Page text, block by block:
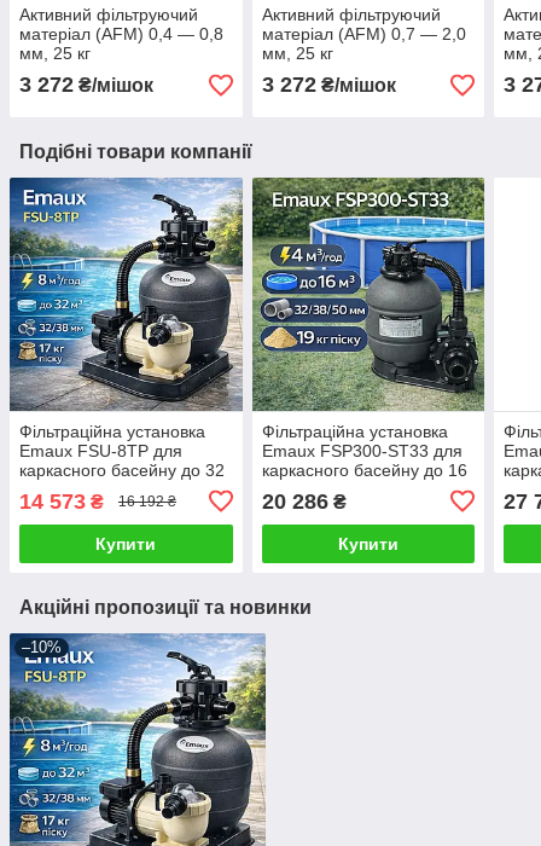
Активний фільтруючий
матеріал (AFM) 0,4 — 0,8
мм, 25 кг
3 272 ₴/мішок
Активний фільтруючий
матеріал (AFM) 0,7 — 2,0
мм, 25 кг
3 272₴/мішок
мм,
3
Подібні товари компанії
Фільтраційна установка
Emaux FSU-8TP для
каркасного басейну до 32
м³, 8 м³/год, з таймером
14 573 ₴ 16 192 ₴
Купити
Фільтраційна установка
Emaux FSP300-ST33 для
каркасного басейну до 16
20 286₴
Купити
27
Акційні пропозиції та новинки
–10%